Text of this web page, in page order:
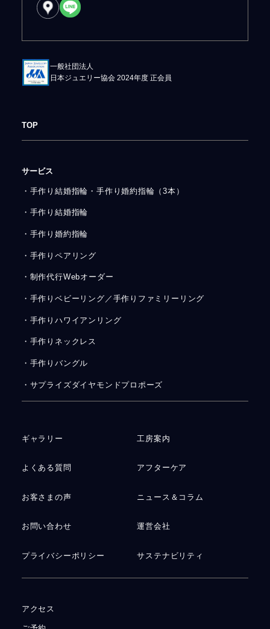
一般社団法人
日本ジュエリー協会 2024年度 正会員
TOP
サービス
・手作り結婚指輪・手作り婚約指輪（3本）
・手作り結婚指輪
・手作り婚約指輪
・手作りペアリング
・制作代行Webオーダー
・手作りベビーリング／手作りファミリーリング
・手作りハワイアンリング
・手作りネックレス
・手作りバングル
・サプライズダイヤモンドプロポーズ
ギャラリー 工房案内
よくある質問 アフターケア
お客さまの声 ニュース＆コラム
お問い合わせ 運営会社
プライバシーポリシー サステナビリティ
アクセス